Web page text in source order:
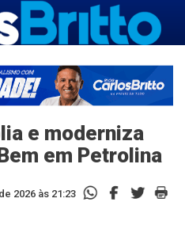
e moderniza
em Petrolina
2026 às 21:23